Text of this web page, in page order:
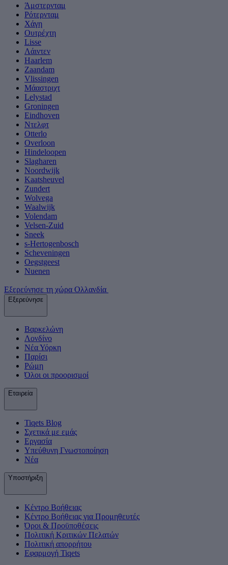
Άμστερνταμ
Ρότερνταμ
Χάγη
Ουτρέχτη
Lisse
Λάιντεν
Haarlem
Zaandam
Vlissingen
Μάαστριχτ
Lelystad
Groningen
Eindhoven
Ντελφτ
Otterlo
Overloon
Hindeloopen
Slagharen
Noordwijk
Kaatsheuvel
Zundert
Wolvega
Waalwijk
Volendam
Velsen-Zuid
Sneek
s-Hertogenbosch
Scheveningen
Oegstgeest
Nuenen
Εξερεύνησε τη χώρα Ολλανδία
Εξερεύνησε
Βαρκελώνη
Λονδίνο
Νέα Υόρκη
Παρίσι
Ρώμη
Όλοι οι προορισμοί
Εταιρεία
Tiqets Βlog
Σχετικά με εμάς
Εργασία
Υπεύθυνη Γνωστοποίηση
Νέα
Υποστήριξη
Κέντρο Βοήθειας
Κέντρο Βοήθειας για Προμηθευτές
Όροι & Προϋποθέσεις
Πολιτική Κριτικών Πελατών
Πολιτική απορρήτου
Εφαρμογή Tiqets